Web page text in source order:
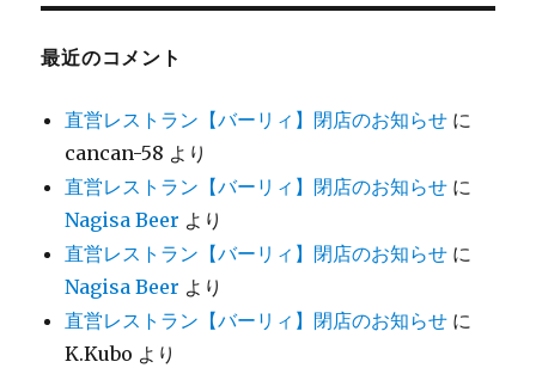
最近のコメント
直営レストラン【バーリィ】閉店のお知らせ に
cancan-58 より
直営レストラン【バーリィ】閉店のお知らせ に
Nagisa Beer より
直営レストラン【バーリィ】閉店のお知らせ に
Nagisa Beer より
直営レストラン【バーリィ】閉店のお知らせ に
K.Kubo より